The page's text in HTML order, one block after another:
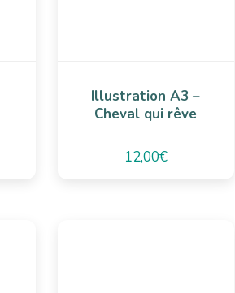
Illustration A3 –
Cheval qui rêve
12,00€